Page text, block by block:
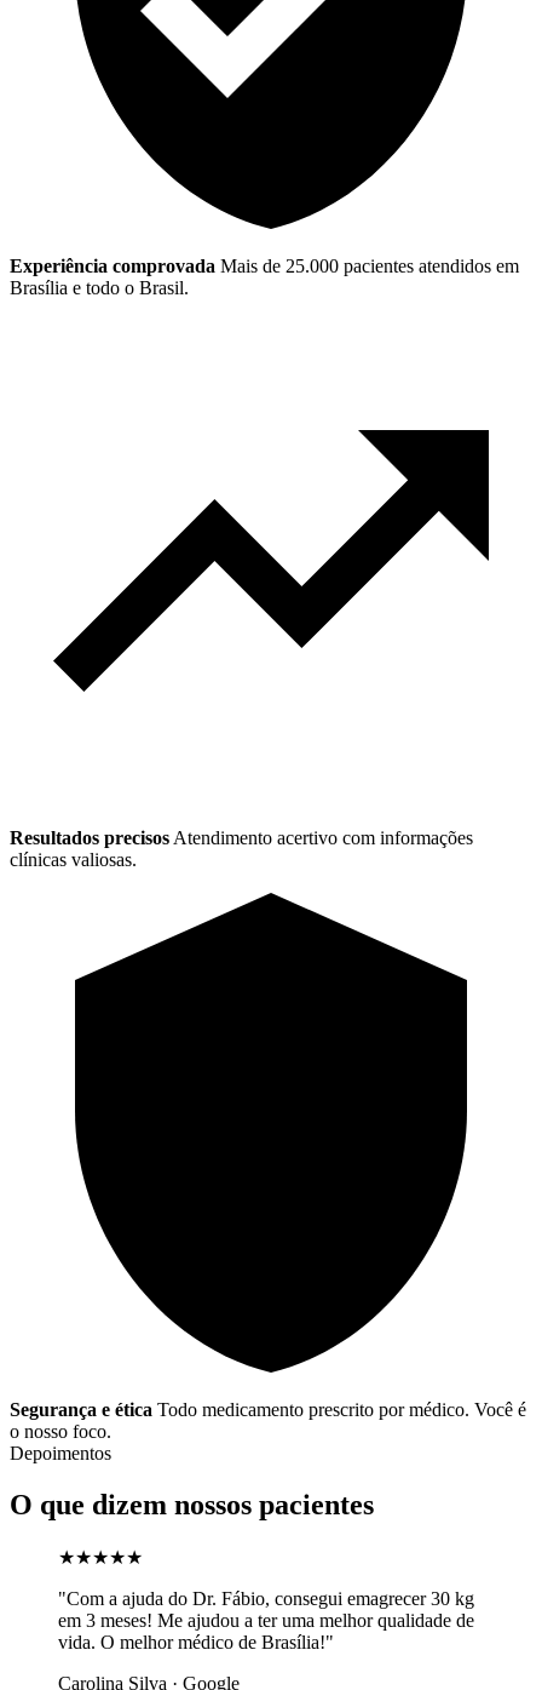
Experiência comprovada Mais de 25.000 pacientes atendidos em
Brasília e todo o Brasil.
Resultados precisos Atendimento acertivo com informações
clínicas valiosas.
Segurança e ética Todo medicamento prescrito por médico. Você é
o nosso foco.
Depoimentos
O que dizem nossos pacientes
★★★★★
"Com a ajuda do Dr. Fábio, consegui emagrecer 30 kg
em 3 meses! Me ajudou a ter uma melhor qualidade de
vida. O melhor médico de Brasília!"
Carolina Silva · Google